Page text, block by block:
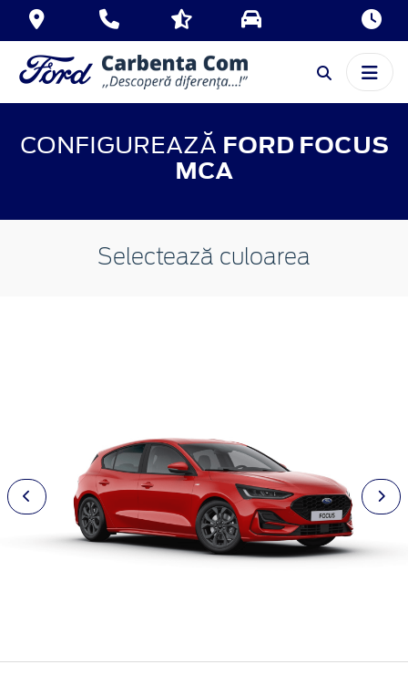
CONFIGUREAZĂ FORD FOCUS
MCA
Selectează culoarea